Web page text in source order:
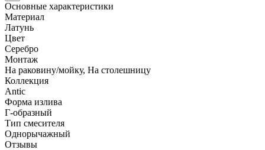
Основные характеристики
Материал
Латунь
Цвет
Серебро
Монтаж
На раковину/мойку, На столешницу
Коллекция
Antic
Форма излива
Г-образный
Тип смесителя
Однорычажный
Отзывы